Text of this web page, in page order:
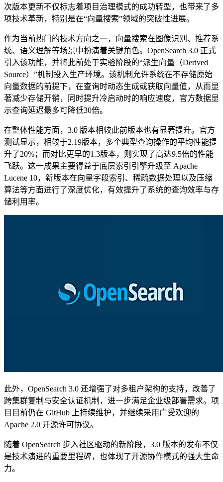
次版本更新不仅标志着项目治理模式的成功转型，也带来了多
项技术革新，特别是在“向量搜索”领域的突破性进展。
作为当前热门的技术方向之一，向量搜索在图像识别、推荐系
统、语义理解等场景中扮演着关键角色。OpenSearch 3.0 正式
引入该功能，并将此前处于实验阶段的“派生向量（Derived
Source）”机制投入生产环境。该机制允许系统在不存储原始
向量数据的前提下，在查询时动态生成或获取向量值，从而显
著减少存储开销，同时提升冷启动时的响应速度，官方数据显
示查询延迟最多可降低30倍。
在整体性能方面，3.0 版本相较此前版本也有显著提升。官方
测试显示，相较于2.19版本，多个典型查询操作的平均性能提
升了20%；而对比更早的1.3版本，则实现了高达9.5倍的性能
飞跃。这一成果主要得益于底层索引引擎升级至 Apache
Lucene 10，新版本在向量字段索引、稀疏数据处理以及压缩
算法等方面进行了深度优化，有效提升了系统的查询效率与存
储利用率。
此外，OpenSearch 3.0 还增强了对多租户架构的支持，改善了
跨集群复制与安全认证机制，进一步满足企业级部署需求。项
目目前仍在 GitHub 上持续维护，并继续采用广受欢迎的
Apache 2.0 开源许可协议。
随着 OpenSearch 步入社区驱动的新阶段，3.0 版本的发布不仅
是技术演进的重要里程碑，也体现了开源协作模式的强大生命
力。